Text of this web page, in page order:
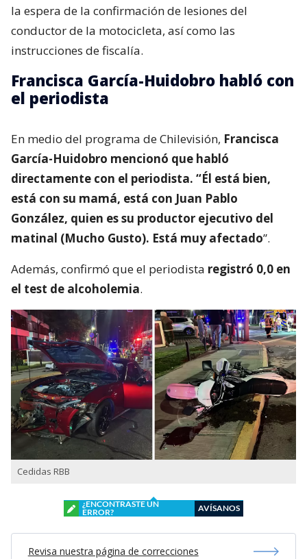
la espera de la confirmación de lesiones del
conductor de la motocicleta, así como las
instrucciones de fiscalía.
Francisca García-Huidobro habló con
el periodista
En medio del programa de Chilevisión, Francisca
García-Huidobro mencionó que habló
directamente con el periodista. “Él está bien,
está con su mamá, está con Juan Pablo
González, quien es su productor ejecutivo del
matinal (Mucho Gusto). Está muy afectado”.
Además, confirmó que el periodista registró 0,0 en
el test de alcoholemia.
Cedidas RBB
¿ENCONTRASTE UN
ERROR?
AVÍSANOS
Revisa nuestra página de correcciones